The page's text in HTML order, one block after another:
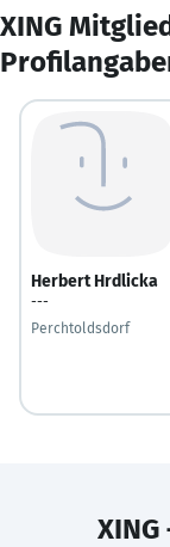
XING
Herbert Hrdlicka
---
Perchtoldsdorf